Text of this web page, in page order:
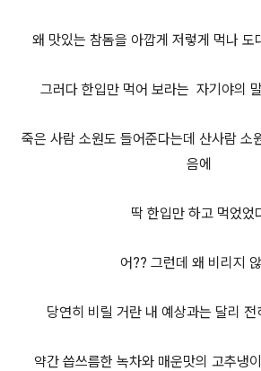
왜 맛있는 참돔을 아깝게 저렇게 먹나 도
그러다 한입만 먹어 보라는 자기야의
죽은 사람 소원도 들어준다는데 산사람 소
음에
딱 한입만 하고 먹었었
어?? 그런데 왜 비리지
당연히 비릴 거란 내 예상과는 달리
약간 씁쓰름한 녹차와 매운맛의 고추냉